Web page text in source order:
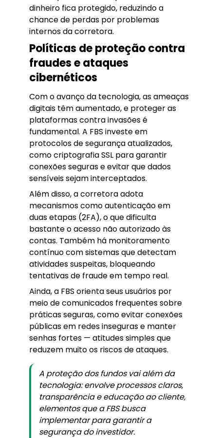
dinheiro fica protegido, reduzindo a
chance de perdas por problemas
internos da corretora.
Políticas de proteção contra
fraudes e ataques
cibernéticos
Com o avanço da tecnologia, as ameaças
digitais têm aumentado, e proteger as
plataformas contra invasões é
fundamental. A FBS investe em
protocolos de segurança atualizados,
como criptografia SSL para garantir
conexões seguras e evitar que dados
sensíveis sejam interceptados.
Além disso, a corretora adota
mecanismos como autenticação em
duas etapas (2FA), o que dificulta
bastante o acesso não autorizado às
contas. Também há monitoramento
contínuo com sistemas que detectam
atividades suspeitas, bloqueando
tentativas de fraude em tempo real.
Ainda, a FBS orienta seus usuários por
meio de comunicados frequentes sobre
práticas seguras, como evitar conexões
públicas em redes inseguras e manter
senhas fortes — atitudes simples que
reduzem muito os riscos de ataques.
A proteção dos fundos vai além da
tecnologia: envolve processos claros,
transparência e educação ao cliente,
elementos que a FBS busca
implementar para garantir a
segurança do investidor.